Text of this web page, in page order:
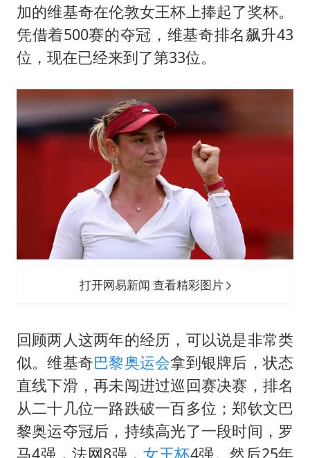
加的维基奇在伦敦女王杯上捧起了奖杯。
凭借着500赛的夺冠，维基奇排名飙升43
位，现在已经来到了第33位。
打开网易新闻 查看精彩图片
回顾两人这两年的经历，可以说是非常类
似。维基奇巴黎奥运会拿到银牌后，状态
直线下滑，再未闯进过巡回赛决赛，排名
从二十几位一路跌破一百多位；郑钦文巴
黎奥运夺冠后，持续高光了一段时间，罗
马4强，法网8强， 女王杯4强。然后25年